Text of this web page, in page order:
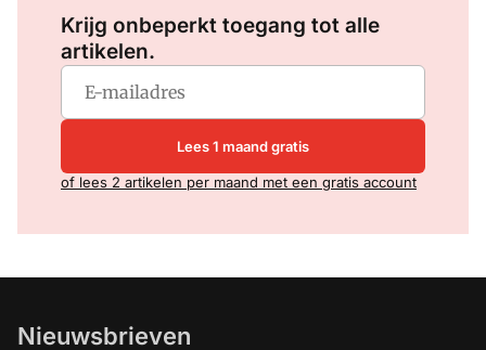
Krijg onbeperkt toegang tot alle
artikelen.
Lees 1 maand gratis
of lees 2 artikelen per maand met een gratis account
Nieuwsbrieven